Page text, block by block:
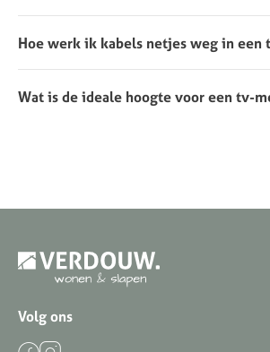
Hoe werk ik kabels netjes weg in een
Wat is de ideale hoogte voor een tv-
Volg ons